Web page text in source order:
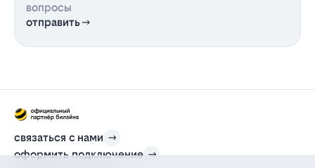
вопросы
отправить
связаться с нами
оформить подключение